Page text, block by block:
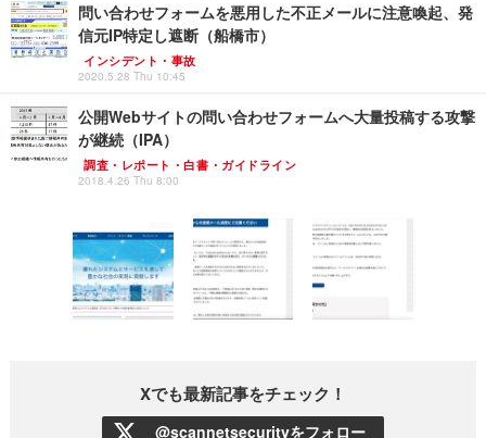
問い合わせフォームを悪用した不正メールに注意喚起、発
信元IP特定し遮断（船橋市）
インシデント・事故
2020.5.28 Thu 10:45
公開Webサイトの問い合わせフォームへ大量投稿する攻撃
が継続（IPA）
調査・レポート・白書・ガイドライン
2018.4.26 Thu 8:00
Xでも最新記事をチェック！
@scannetsecurityをフォロー